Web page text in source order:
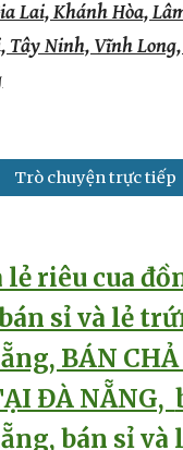
Lai, Khánh Hòa,
Ninh, Vĩnh
Trò chuyện trực tiếp
lẻ riêu cua
sỉ và lẻ
BÁN
ĐÀ NẴNG,
, bán sỉ và